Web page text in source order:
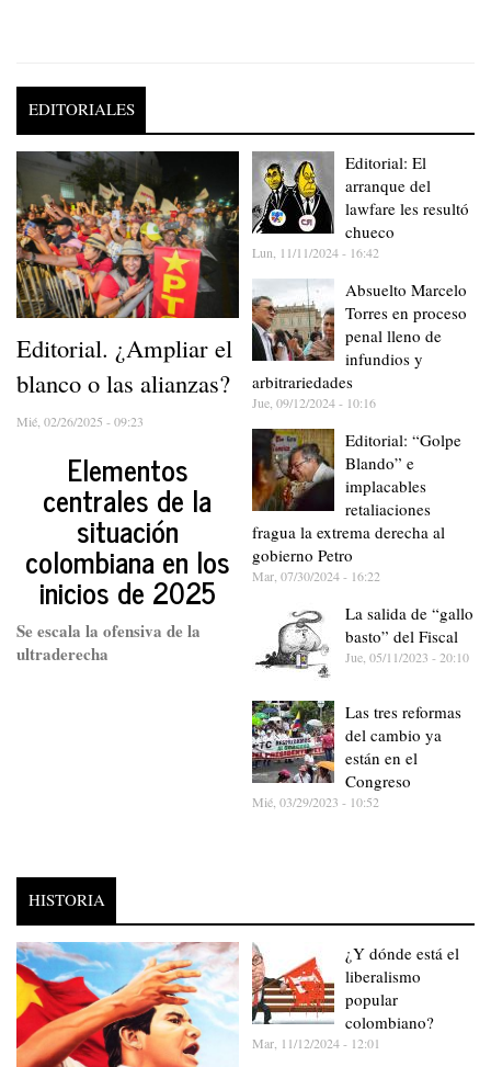
EDITORIALES
Editorial. ¿Ampliar el
blanco o las alianzas?
Mié, 02/26/2025 - 09:23
Elementos
centrales de la
situación
colombiana en los
inicios de 2025
Se escala la ofensiva de la
ultraderecha
Editorial: El
arranque del
lawfare les resultó
chueco
Lun, 11/11/2024 - 16:42
Absuelto Marcelo
Torres en proceso
penal lleno de
infundios y
arbitrariedades
Jue, 09/12/2024 - 10:16
Editorial: “Golpe
Blando” e
implacables
retaliaciones
fragua la extrema derecha al
gobierno Petro
Mar, 07/30/2024 - 16:22
La salida de “gallo
basto” del Fiscal
Jue, 05/11/2023 - 20:10
Las tres reformas
del cambio ya
están en el
Congreso
Mié, 03/29/2023 - 10:52
HISTORIA
¿Y dónde está el
liberalismo
popular
colombiano?
Mar, 11/12/2024 - 12:01